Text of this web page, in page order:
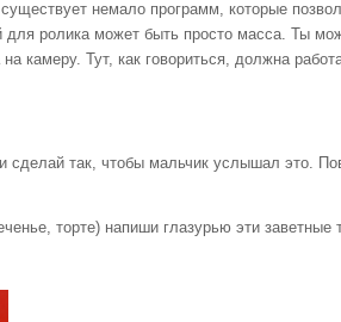
немало программ, которые
для ролика может быть просто масса. Ты
камеру. Тут, как говориться, должна
так, чтобы мальчик услышал это.
торте) напиши глазурью эти заветные